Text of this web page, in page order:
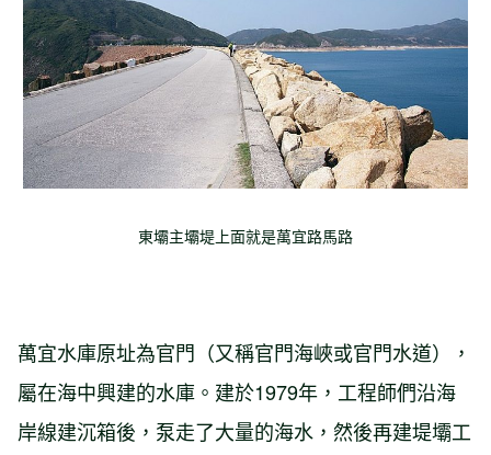
東壩主壩堤上面就是萬宜路馬路
萬宜水庫原址為官門（又稱官門海峽或官門水道），
屬在海中興建的水庫。建於1979年，工程師們沿海
岸線建沉箱後，泵走了大量的海水，然後再建堤壩工